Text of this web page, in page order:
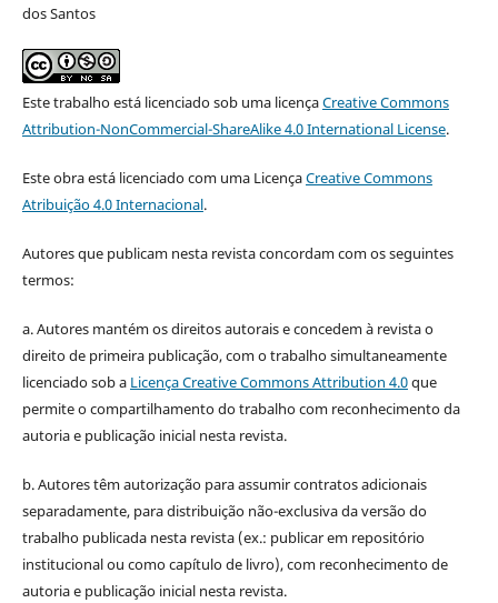
dos Santos
Este trabalho está licenciado sob uma licençaCreative Commons
Attribution-NonCommercial-ShareAlike 4.0 International License.
Este obra está licenciado com uma LicençaCreative Commons
Atribuição 4.0 Internacional.
Autores que publicam nesta revista concordam com os seguintes
termos:
a. Autores mantém os direitos autorais e concedem à revista o
direito de primeira publicação, com o trabalho simultaneamente
licenciado sob a Licença Creative Commons Attribution 4.0que
permite o compartilhamento do trabalho com reconhecimento da
autoria e publicação inicial nesta revista.
b. Autores têm autorização para assumir contratos adicionais
separadamente, para distribuição não-exclusiva da versão do
trabalho publicada nesta revista (ex.: publicar em repositório
institucional ou como capítulo de livro), com reconhecimento de
autoria e publicação inicial nesta revista.